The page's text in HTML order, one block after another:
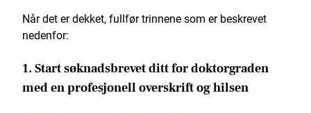
Når det er dekket, fullfør trinnene som er beskrevet
nedenfor:
1. Start søknadsbrevet ditt for doktorgraden
med en profesjonell overskrift og hilsen